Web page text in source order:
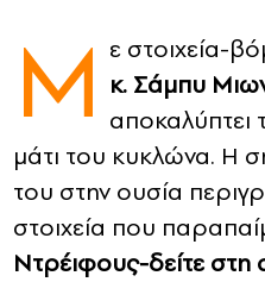
DIA Y NOCHE
CONTACT
ADVERTISE
Μ ε στοιχεία-
κ. Σάμπυ
μάτι του κυκλώνα. Η
του στην ουσία
στοιχεία που
Ντρέιφους-δείτε στη